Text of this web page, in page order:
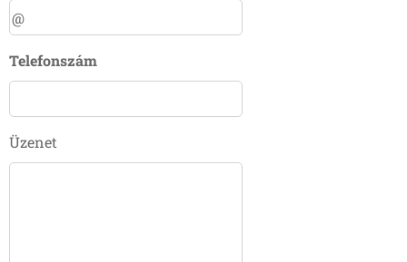
Telefonszám
Üzenet